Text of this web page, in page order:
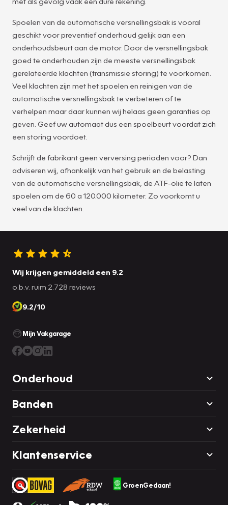
Spoelen van de automatische versnellingsbak is vooral
geschikt voor preventief onderhoud gelijk aan een
onderhoudsbeurt aan de motor. Door de versnellingsbak
goed te onderhouden zijn de meeste versnellingsbak
gerelateerde klachten (transmissie storing) te voorkomen.
Veel klachten zijn met het spoelen en reinigen van de
automatische versnellingsbak te verbeteren of te
verhelpen maar daar kunnen wij helaas geen garanties op
geven. Geef uw automaat dus een spoelbeurt voordat zich
een storing voordoet.
Schrijft de fabrikant geen verversing perioden voor? Dan
adviseren wij, afhankelijk van het gebruik en de belasting
van de automatische versnellingsbak, de ATF-olie te laten
spoelen om de 60 a 120.000 kilometer. Zo voorkomt u
veel van de klachten.
Wij krijgen gemiddeld een 9.2
o.b.v. ruim 2.728 reviews
9.2/10
Mijn Vakgarage
Onderhoud
Banden
Zekerheid
Klantenservice
GroenGedaan!